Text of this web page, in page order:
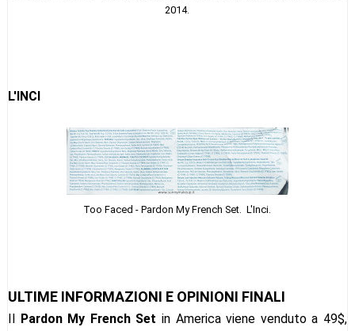
2014.
L'INCI
Too Faced - Pardon My French Set. L'Inci.
ULTIME INFORMAZIONI E OPINIONI FINALI
Pardon My French Set in America viene venduto a 49$,